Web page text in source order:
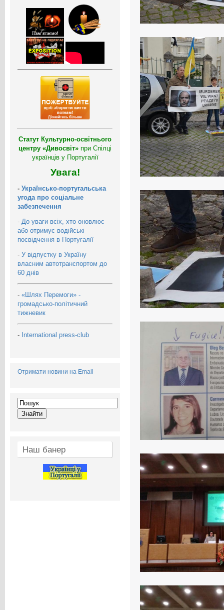
Статут Культурно-освітнього
центру «Дивосвіт» при Спілці
українців у Португалії
Увага!
- Українсько-португальська
угода про соціальне
забезпечення
- До уваги всіх, хто оновлює
або отримує водійські
посвідчення в Португалії
- У відпустку в Україну
власним автотранспортом до
60 днів
- «Шлях Перемоги» -
громадсько-політичний
тижневик
- International press-club
Отримати новини на Email
Наш банер